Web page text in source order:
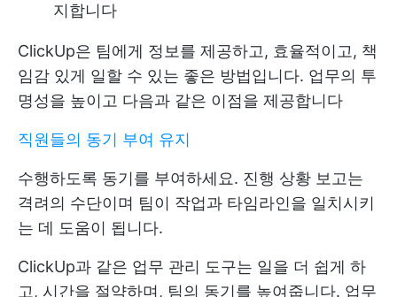
지합니다
ClickUp은 팀에게 정보를 제공하고, 효율적이고, 책
임감 있게 일할 수 있는 좋은 방법입니다. 업무의 투
명성을 높이고 다음과 같은 이점을 제공합니다
직원들의 동기 부여 유지
수행하도록 동기를 부여하세요. 진행 상황 보고는
격려의 수단이며 팀이 작업과 타임라인을 일치시키
는 데 도움이 됩니다.
ClickUp과 같은 업무 관리 도구는 일을 더 쉽게 하
고, 시간을 절약하며, 팀의 동기를 높여줍니다. 업무